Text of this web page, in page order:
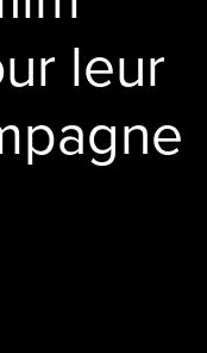
leur